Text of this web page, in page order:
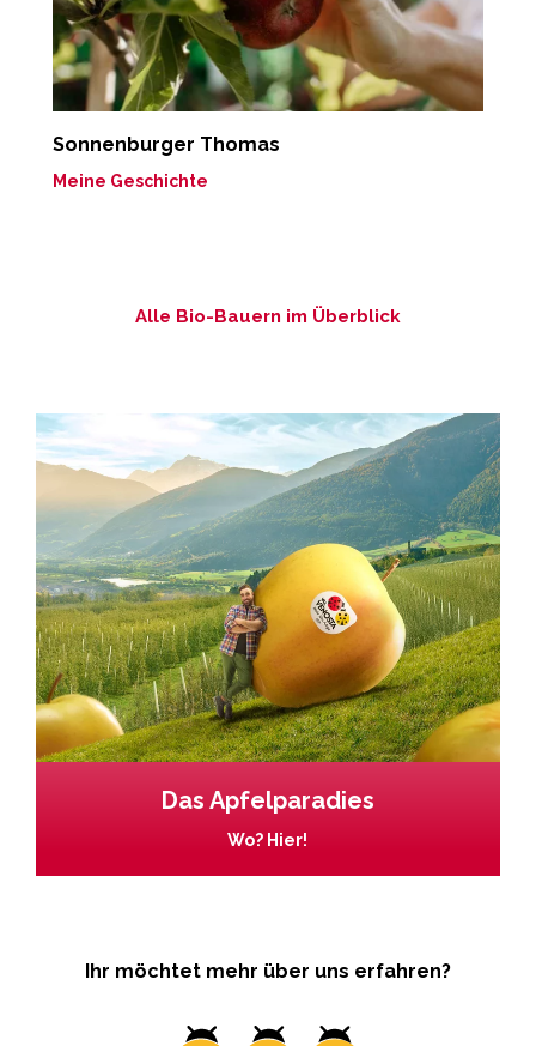
Sonnenburger Thomas
Meine Geschichte
Alle Bio-Bauern im Überblick
Das Apfelparadies
Wo? Hier!
Ihr möchtet mehr über uns erfahren?